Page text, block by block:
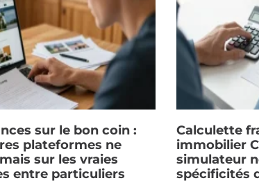
sur le bon coin :
plateformes ne
sur les vraies
entre particuliers
Calculette
immobilier
simulateur
spécificités